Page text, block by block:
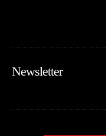
Newsletter